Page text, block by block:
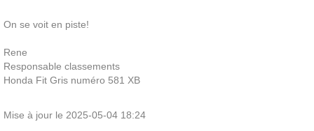
On se voit en piste!
Rene
Responsable classements
Honda Fit Gris numéro 581 XB
Mise à jour le 2025-05-04 18:24